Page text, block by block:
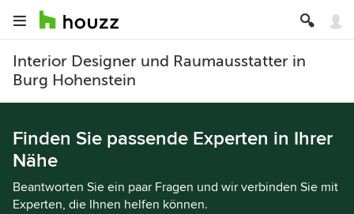
Interior Designer und Raumausstatter in
Burg Hohenstein
Finden Sie passende Experten in Ihrer
Nähe
Beantworten Sie ein paar Fragen und wir verbinden Sie mit
Experten, die Ihnen helfen können.